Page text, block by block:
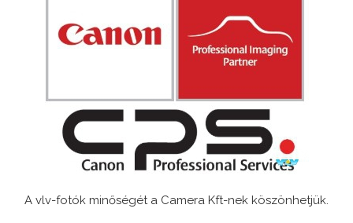
A vlv-fotók minőségét a Camera Kft-nek köszönhetjük.